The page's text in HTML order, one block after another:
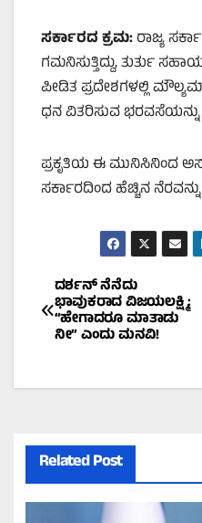
ಸರ್ಕಾರದ ಕ್ರಮ:ರಾಜ್ಯ
ಗಮನಿಸುತ್ತಿದ್ದು, ತುರ್ತು
ಪೀಡಿತ ಪ್ರದೇಶಗಳಲ್ಲಿ
ಧನ ವಿತರಿಸುವ ಭರವಸೆಯನ್ನು
ಪ್ರಕೃತಿಯ ಈ ಮುನಿಸಿನಿಂದ
ಸರ್ಕಾರದಿಂದ ಹೆಚ್ಚಿನ ನೆರವನ್ನು
Post
navigation
ದರ್ಶನ್ ನೆನೆದು
ಭಾವುಕರಾದ ವಿಜಯಲಕ್ಷ್ಮಿ:
“ಹೇಗಾದರೂ ಮಾತಾಡು
ನೀ” ಎಂದು ಮನವಿ!
Related Post